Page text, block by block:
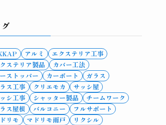
グ
アルミ
エクステリア工事
ステリア製品
カバー工法
ストッパー
カーポート
ガラス
ス工事
クリエモカ
サッシ屋
シ工事
シャッター製品
チームワーク
ス屋根
バルコニー
フルサポート
リモ
マドリモ雨戸
リクシル